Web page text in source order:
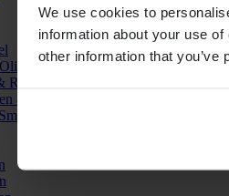
We use cookies to
information about your use
other information that
& Filter)
& Smeermiddelen
Accessoires